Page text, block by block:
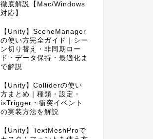
徹底解説【Mac/Windows
対応】
【Unity】SceneManager
の使い方完全ガイド｜シー
ン切り替え・非同期ロー
ド・データ保持・最適化ま
で解説
【Unity】Colliderの使い
方まとめ｜種類・設定・
isTrigger・衝突イベント
の実装方法を解説
【Unity】TextMeshProで